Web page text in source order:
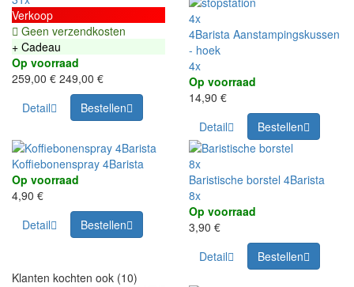
Verkoop
Geen verzendkosten
+ Cadeau
Op voorraad
259,00 € 249,00 €
Detail
Bestellen
4x
4Barista Aanstampingskussen
- hoek
4x
Op voorraad
14,90 €
Detail
Bestellen
Koffiebonenspray 4Barista
Op voorraad
4,90 €
Detail
Bestellen
8x
Baristische borstel 4Barista
8x
Op voorraad
3,90 €
Detail
Bestellen
Klanten kochten ook (10)